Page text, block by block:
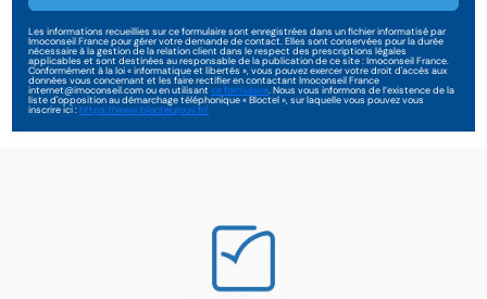
Les informations recueillies sur ce formulaire sont enregistrées dans un fichier informatisé par
Imoconseil France pour gérer votre demande de contact. Elles sont conservées pour la durée
nécessaire à la gestion de la relation client dans le respect des prescriptions légales
applicables et sont destinées au responsable de la publication de ce site : Imoconseil France.
Conformément à la loi « informatique et libertés », vous pouvez exercer votre droit d'accès aux
données vous concernant et les faire rectifier en contactant Imoconseil France
internet@imoconseil.com ou en utilisantce formulaire. Nous vous informons de l’existence de la
liste d'opposition au démarchage téléphonique « Bloctel », sur laquelle vous pouvez vous
inscrire ici :https://www.bloctel.gouv.fr/